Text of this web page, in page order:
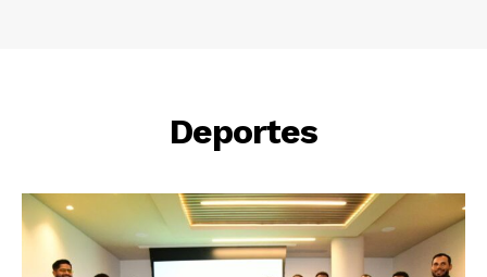
News Week
Magazine PRO
Deportes